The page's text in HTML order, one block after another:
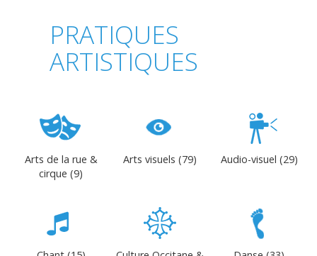
PRATIQUES
ARTISTIQUES
Arts de la rue &
cirque (9)
Arts visuels (79) Audio-visuel (29)